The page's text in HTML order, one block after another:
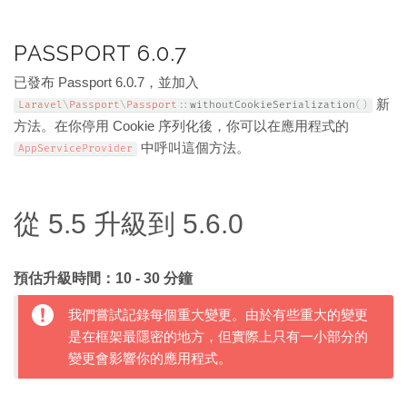
PASSPORT 6.0.7
已發布 Passport 6.0.7，並加入
Laravel\ Passport\ Passport :: withoutCookieSerialization( )
新
方法。在你停用 Cookie 序列化後，你可以在應用程式的
AppServiceProvider 中呼叫這個方法。
從 5.5 升級到 5.6.0
預估升級時間：10 - 30 分鐘
我們嘗試記錄每個重大變更。由於有些重大的變更
是在框架最隱密的地方，但實際上只有一小部分的
變更會影響你的應用程式。